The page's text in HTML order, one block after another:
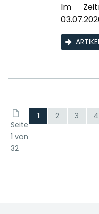
Im
Seite
1 von
32
1 2 3 4